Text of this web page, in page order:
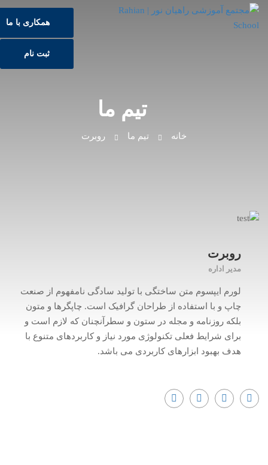
ثبت نام
همکاری با ما
تیم ما
خانه تیم ما روبرت
روبرت
مدیر اداره
لورم ایپسوم متن ساختگی با تولید سادگی نامفهوم از صنعت
چاپ و با استفاده از طراحان گرافیک است. چاپگرها و متون
بلکه روزنامه و مجله در ستون و سطرآنچنان که لازم است و
برای شرایط فعلی تکنولوژی مورد نیاز و کاربردهای متنوع با
هدف بهبود ابزارهای کاربردی می باشد.